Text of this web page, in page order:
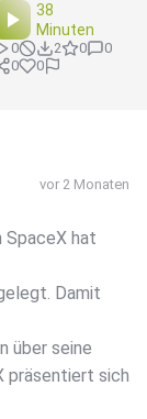
38
Minuten
0 2 0
0
0
0
vor 2 Monaten
SpaceX hat
Damit
über seine
präsentiert sich